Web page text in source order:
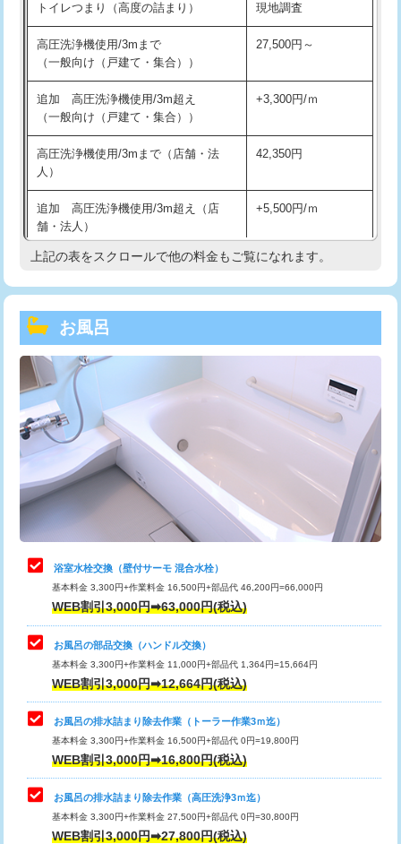
トイレつまり（高度の詰まり） 現地調査
高圧洗浄機使用/3mまで
（一般向け（戸建て・集合））
27,500円～
追加 高圧洗浄機使用/3m超え
（一般向け（戸建て・集合））
+3,300円/ｍ
高圧洗浄機使用/3mまで（店舗・法
人）
42,350円
追加 高圧洗浄機使用/3m超え（店
舗・法人）
+5,500円/ｍ
高度高圧洗浄換 現地調査
トーラー機使用/3mまで
追加トーラー機使用/3m超え
カメラ調査 33,000円
桝清掃 8,800円
止水・漏水調査・防水処理・清掃・修
理・調整・分解・加工など（軽作業）
止水・漏水調査・防水処理・清掃・修
理・調整・分解・加工など（中作業）
22,000円
止水・漏水調査・防水処理・清掃・修
理・調整・分解・加工など（重作業）
33,000円
トイレタンク脱着
トイレ便器脱着
タンクレストイレ脱着 33,000円
小便器トイレ脱着
その他部品の脱着 8,800円～
交換・取付（タンク）
上記の表をスクロールで他の料金もご覧になれます。
お風呂
浴室水栓交換（壁付サーモ 混合水栓）
基本料金 3,300円+作業料金 16,500円+部品代 46,200円=66,000円
WEB割引3,000円➡63,000円(税込)
お風呂の部品交換（ハンドル交換）
基本料金 3,300円+作業料金 11,000円+部品代 1,364円=15,664円
WEB割引3,000円➡12,664円(税込)
お風呂の排水詰まり除去作業（トーラー作業3ｍ迄）
基本料金 3,300円+作業料金 16,500円+部品代 0円=19,800円
WEB割引3,000円➡16,800円(税込)
お風呂の排水詰まり除去作業（高圧洗浄3ｍ迄）
基本料金 3,300円+作業料金 27,500円+部品代 0円=30,800円
WEB割引3,000円➡27,800円(税込)